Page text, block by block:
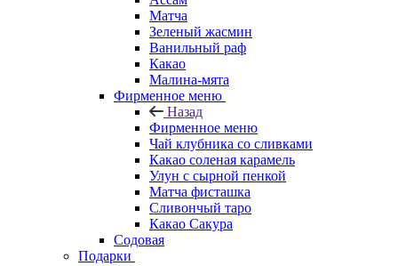
Матча
Зеленый жасмин
Ванильный раф
Какао
Малина-мята
Фирменное меню
Назад
Фирменное меню
Чай клубника со сливками
Какао соленая карамель
Улун с сырной пенкой
Матча фисташка
Сливончый таро
Какао Сакура
Содовая
Подарки